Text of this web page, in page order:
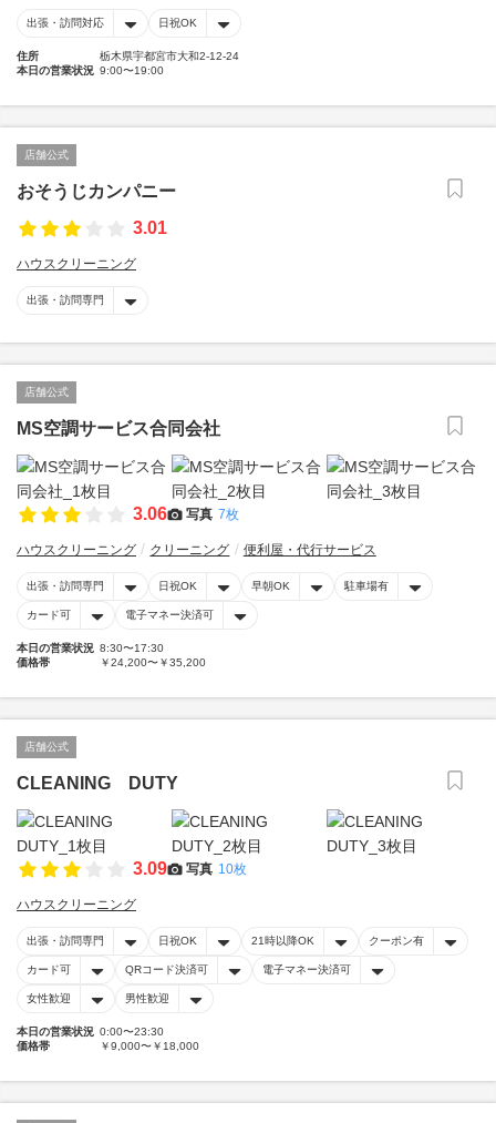
出張・訪問対応 日祝OK
住所
栃木県宇都宮市大和2-12-24
本日の営業状況 9:00〜19:00
店舗公式
おそうじカンパニー
3.01
ハウスクリーニング
出張・訪問専門
店舗公式
MS空調サービス合同会社
3.06 写真 7枚
ハウスクリーニング クリーニング 便利屋・代行サービス
出張・訪問専門 日祝OK 早朝OK 駐車場有
カード可 電子マネー決済可
本日の営業状況 8:30〜17:30
価格帯
￥24,200〜￥35,200
店舗公式
CLEANING DUTY
3.09 写真 10枚
ハウスクリーニング
出張・訪問専門 日祝OK 21時以降OK クーポン有
カード可 QRコード決済可 電子マネー決済可
女性歓迎 男性歓迎
本日の営業状況 0:00〜23:30
価格帯
￥9,000〜￥18,000